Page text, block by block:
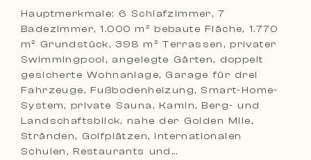
Hauptmerkmale: 6 Schlafzimmer, 7
Badezimmer, 1.000 m² bebaute Fläche, 1.770
m² Grundstück, 398 m² Terrassen, privater
Swimmingpool, angelegte Gärten, doppelt
gesicherte Wohnanlage, Garage für drei
Fahrzeuge, Fußbodenheizung, Smart-Home-
System, private Sauna, Kamin, Berg- und
Landschaftsblick, nahe der Golden Mile,
Stränden, Golfplätzen, internationalen
Schulen, Restaurants und